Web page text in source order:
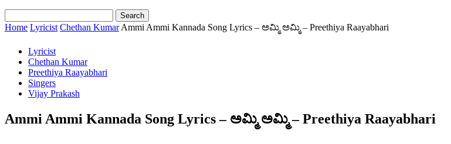
Home Lyricist Chethan Kumar Ammi Ammi Kannada Song Lyrics – ಅಮ್ಮಿ ಅಮ್ಮಿ – Preethiya Raayabhari
Lyricist
Chethan Kumar
Preethiya Raayabhari
Singers
Vijay Prakash
Ammi Ammi Kannada Song Lyrics – ಅಮ್ಮಿ ಅಮ್ಮಿ – Preethiya Raayabhari